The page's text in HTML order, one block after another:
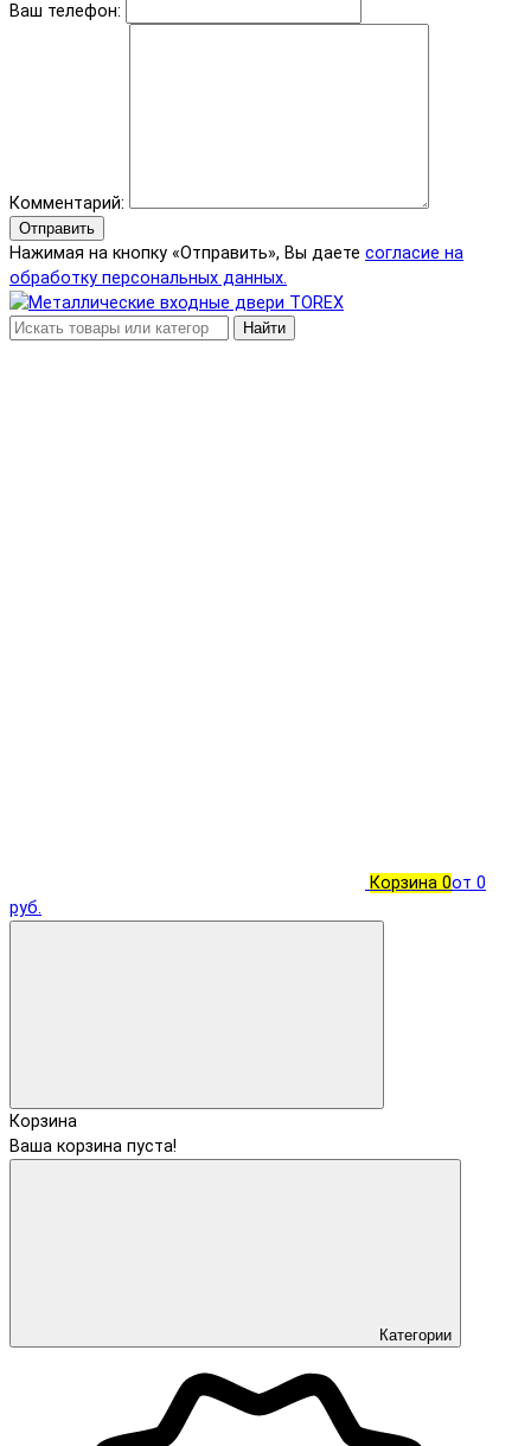
Ваш телефон:
Комментарий:
Отправить
Нажимая на кнопку «Отправить», Вы даете согласие на
обработку персональных данных.
Найти
Корзина 0от 0
руб.
Корзина
Ваша корзина пуста!
Категории